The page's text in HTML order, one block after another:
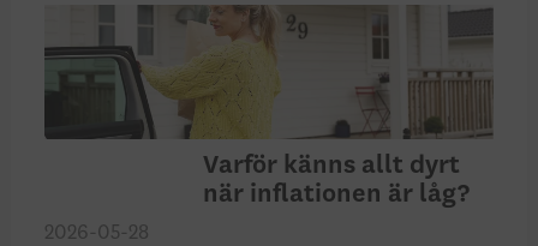
Varför känns allt dyrt
när inflationen är låg?
2026-05-28